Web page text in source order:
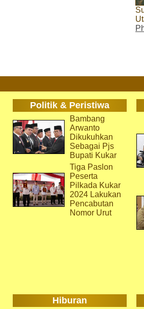
Politik & Peristiwa
Bambang
Arwanto
Dikukuhkan
Sebagai Pjs
Bupati Kukar
Tiga Paslon
Peserta
Pilkada Kukar
2024 Lakukan
Pencabutan
Nomor Urut
Hiburan